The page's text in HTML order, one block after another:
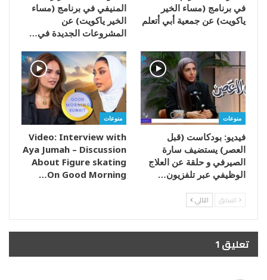
في برنامج (مساء الخير
ياكويت) عن جمعية أبي أتعلم
المنيفي في برنامج (مساء
الخير ياكويت) عن
المشروعات الجديدة في…
منوعات
فيديو: بودكاست (قبل
العصر) يستضيف سارة
الصيرفي و حلقة عن العلاج
الوظيفي عبر تلفزيون…
منوعات
Video: Interview with
Aya Jumah – Discussion
About Figure skating
On Good Morning…
السابق التالي
تعليق 1